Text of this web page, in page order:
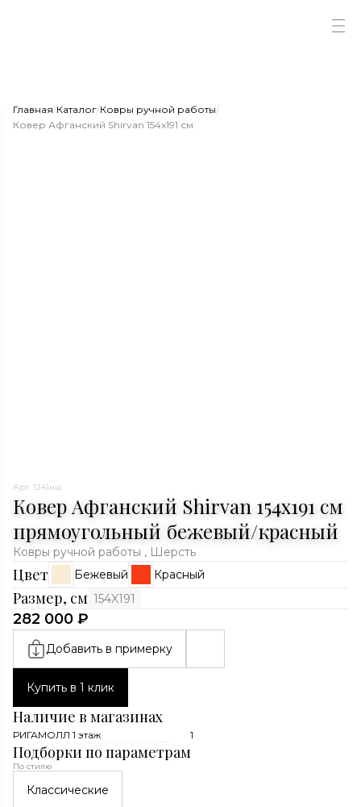
Главная/Каталог/Ковры ручной работы/
Ковер Афганский Shirvan 154x191 см
Арт. 1241нш
Ковер Афганский Shirvan 154x191 см
прямоугольный бежевый/красный
Ковры ручной работы , Шерсть
Цвет Бежевый Красный
Размер, см 154X191
282 000 ₽
Добавить в примерку
Купить в 1 клик
Наличие в магазинах
РИГАМОЛЛ 1 этаж 1
Подборки по параметрам
По стилю
Классические